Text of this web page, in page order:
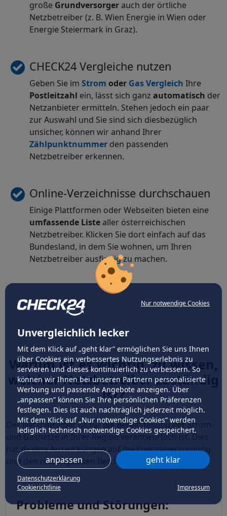
Nur notwendige Cookies
Unvergleichlich lecker
Mit dem Klick auf „geht klar” ermöglichen Sie uns Ihnen
über Cookies ein verbessertes Nutzungserlebnis zu
servieren und dieses kontinuierlich zu verbessern. So
können wir Ihnen bei unseren Partnern personalisierte
Werbung und passende Angebote anzeigen. Über
„anpassen” können Sie Ihre persönlichen Präferenzen
festlegen. Dies ist auch nachträglich jederzeit möglich.
Mit dem Klick auf „Nur notwendige Cookies” werden
lediglich technisch notwendige Cookies gespeichert.
anpassen geht klar
Datenschutzerklärung
Cookierichtlinie
Impressum
große Grundversorgerauch der örtliche
Netzbetreiber (z. B. Wien Energie in Wien oder
Energie Steiermark in Graz).
CHECK24 Vergleiche nutzen
Geben Sie im Strom oder Gas Vergleich Ihre
Postleitzahl ein, lässt sich ganz automatisch der
Netzanbieter ermitteln. Stehen jedoch ein paar
zur Auswahl und Sie sind sich diesbezüglich
unsicher, können wir anhand Ihrer
Zählpunktnummer den passenden
Netzbetreiber erkennen.
Online-Verzeichnisse durchschauen
Einige Plattformen oder Webseiten bieten eine
umfassende Listealler österreichischen
Netzbetreiber. Klicken Sie dort einfach auf das
Bundesland, in dem Sie wohnen, um Ihren
Netzbetreiber ausfindig zu machen.
Warum ist es wichtig, zu wissen,
welcher Netzbetreiber zuständig
ist?
Der Netzbetreiber ist für die Bereitstellung der Strom-
und Gasnetze in Ihrer Region verantwortlich ist. Dies
hat direkte Auswirkungen auf die Energieversorgung
und den reibungslosen Betrieb Ihres Haushalts.
Probleme und Störungen: